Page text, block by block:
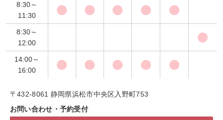
8:30～
11:30
8:30～
12:00
14:00～
16:00
〒432-8061 静岡県浜松市中央区入野町753
お問い合わせ・予約受付